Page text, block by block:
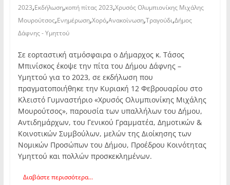
2023,Εκδήλωση,κοπή πίτας 2023,Χρυσός Ολυμπιονίκης Μιχάλης
Μουρούτσος,Ενημέρωση,Χορό,Ανακοίνωση,Τραγούδι,Δήμος
Δάφνης - Υμηττού
Σε εορταστική ατμόσφαιρα ο Δήμαρχος κ. Τάσος
Μπινίσκος έκοψε την πίτα του Δήμου Δάφνης –
Υμηττού για το 2023, σε εκδήλωση που
πραγματοποιήθηκε την Κυριακή 12 Φεβρουαρίου στο
Κλειστό Γυμναστήριο «Χρυσός Ολυμπιονίκης Μιχάλης
Μουρούτσος», παρουσία των υπαλλήλων του Δήμου,
Αντιδημάρχων, του Γενικού Γραμματέα, Δημοτικών &
Κοινοτικών Συμβούλων, μελών της Διοίκησης των
Νομικών Προσώπων του Δήμου, Προέδρου Κοινότητας
Υμηττού και πολλών προσκεκλημένων.
Διαβάστε περισσότερα...